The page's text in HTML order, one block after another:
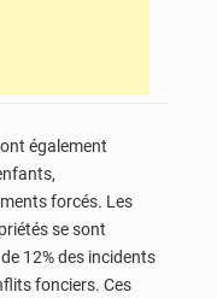
également
forcés. Les
se sont
12% des incidents
fonciers. Ces